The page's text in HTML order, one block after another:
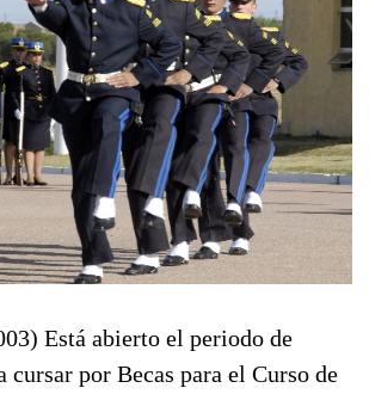
Está abierto el periodo de
cursar por Becas para el Curso de